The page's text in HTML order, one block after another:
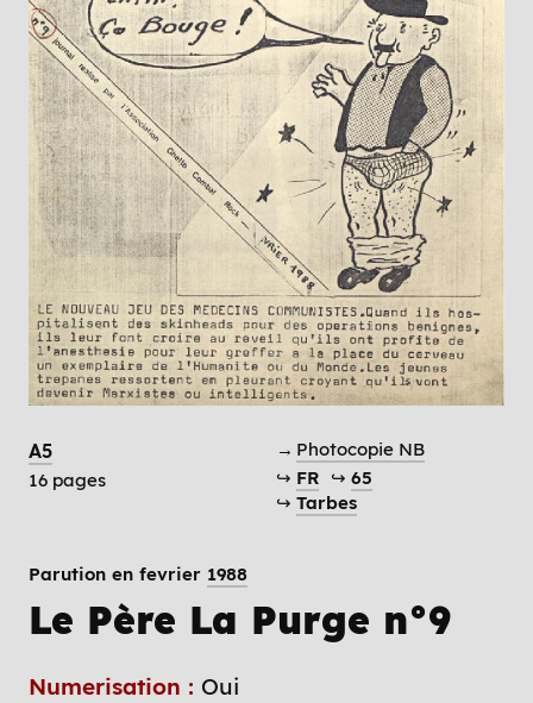
A5
16 pages
→ Photocopie NB
↪ FR ↪ 65
↪ Tarbes
Parution en fevrier 1988
Le Père La Purge n°9
Numerisation : Oui